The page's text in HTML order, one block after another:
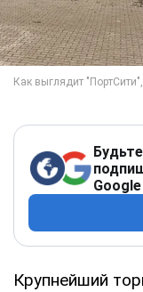
Google
Крупнейший